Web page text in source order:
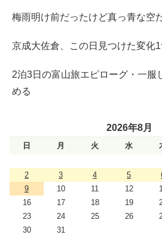
梅雨明け前だったけど真っ青な空
京成大佐倉、この日見つけた変化1
2泊3日の富山旅エピローグ・一服
める
2026年8月
日 月 火 水
2
3 4 5
9
10 11 12
16
17 18 19
23
24 25 26
30
31